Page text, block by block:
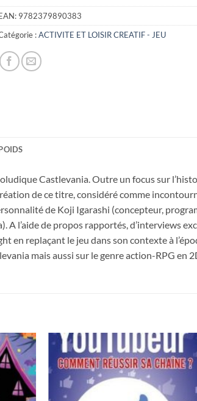
9782379890383
:ACTIVITE ET LOISIR CREATIF - JEU
Castlevania. Outre un focus sur
de ce titre, considéré comme
de Koji Igarashi (concepteur,
l’aide de propos rapportés, d’interviews
en replaçant le jeu dans son contexte à
mais aussi sur le genre action-RPG en